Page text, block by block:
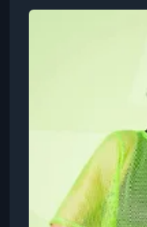
программы для
здоровья. FitStars
тренировки, так
которые можно
специального
разработаны